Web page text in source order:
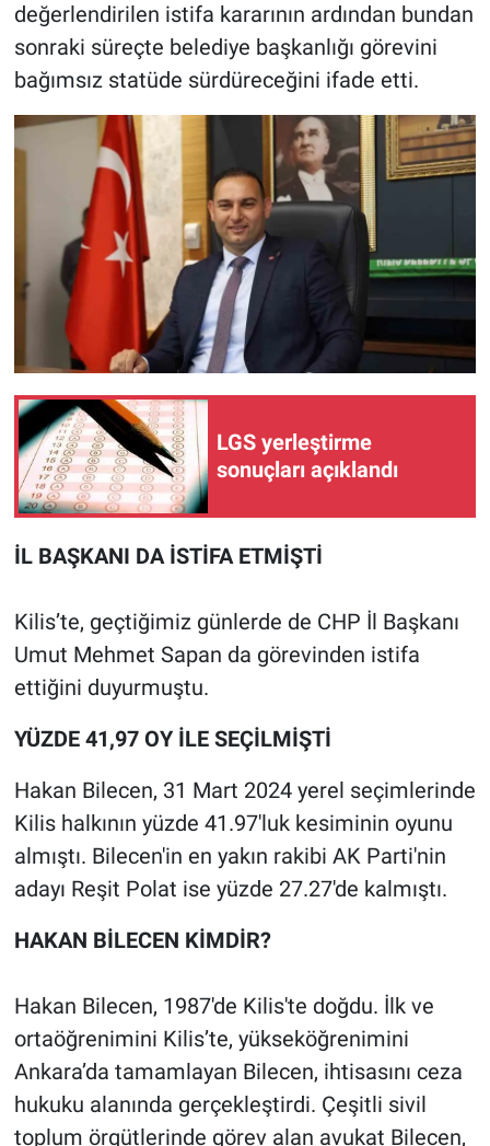
değerlendirilen istifa kararının ardından bundan
sonraki süreçte belediye başkanlığı görevini
bağımsız statüde sürdüreceğini ifade etti.
LGS yerleştirme
sonuçları açıklandı
İL BAŞKANI DA İSTİFA ETMİŞTİ
Kilis’te, geçtiğimiz günlerde de CHP İl Başkanı
Umut Mehmet Sapan da görevinden istifa
ettiğini duyurmuştu.
YÜZDE 41,97 OY İLE SEÇİLMİŞTİ
Hakan Bilecen, 31 Mart 2024 yerel seçimlerinde
Kilis halkının yüzde 41.97'luk kesiminin oyunu
almıştı. Bilecen'in en yakın rakibi AK Parti'nin
adayı Reşit Polat ise yüzde 27.27'de kalmıştı.
HAKAN BİLECEN KİMDİR?
Hakan Bilecen, 1987'de Kilis'te doğdu. İlk ve
ortaöğrenimini Kilis’te, yükseköğrenimini
Ankara’da tamamlayan Bilecen, ihtisasını ceza
hukuku alanında gerçekleştirdi. Çeşitli sivil
toplum örgütlerinde görev alan avukat Bilecen,